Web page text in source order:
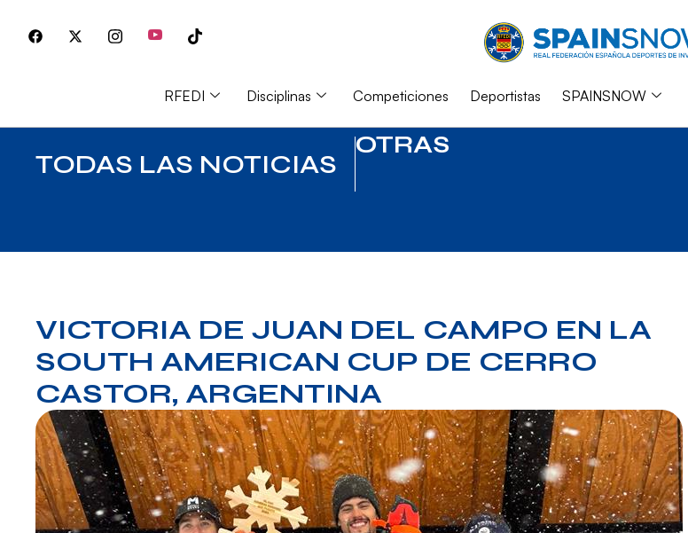
RFEDI Disciplinas Competiciones Deportistas SPAINSNOW
TODAS LAS NOTICIAS
OTRAS
VICTORIA DE JUAN DEL CAMPO EN LA
SOUTH AMERICAN CUP DE CERRO
CASTOR, ARGENTINA